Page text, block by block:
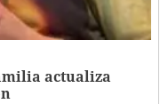
actualiza